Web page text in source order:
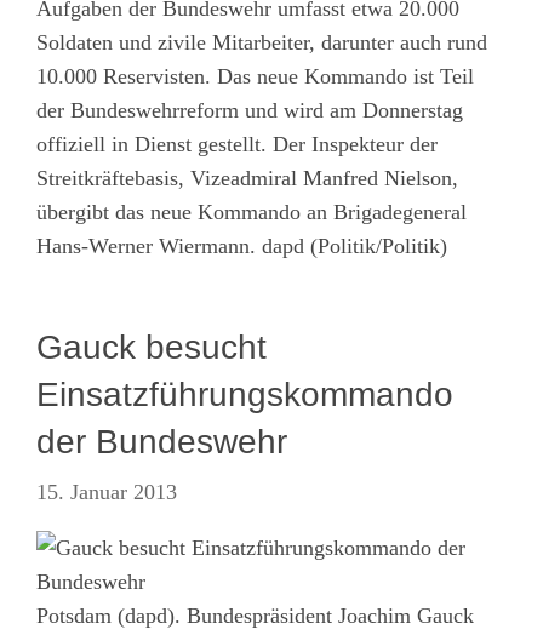
Aufgaben der Bundeswehr umfasst etwa 20.000
Soldaten und zivile Mitarbeiter, darunter auch rund
10.000 Reservisten. Das neue Kommando ist Teil
der Bundeswehrreform und wird am Donnerstag
offiziell in Dienst gestellt. Der Inspekteur der
Streitkräftebasis, Vizeadmiral Manfred Nielson,
übergibt das neue Kommando an Brigadegeneral
Hans-Werner Wiermann. dapd (Politik/Politik)
Gauck besucht
Einsatzführungskommando
der Bundeswehr
15. Januar 2013
Potsdam (dapd). Bundespräsident Joachim Gauck